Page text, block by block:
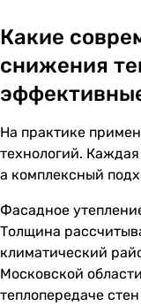
Какие
снижения
На практике
технологий.
а комплексный
Фасадное
Толщина
климатический
Московской
теплопередаче